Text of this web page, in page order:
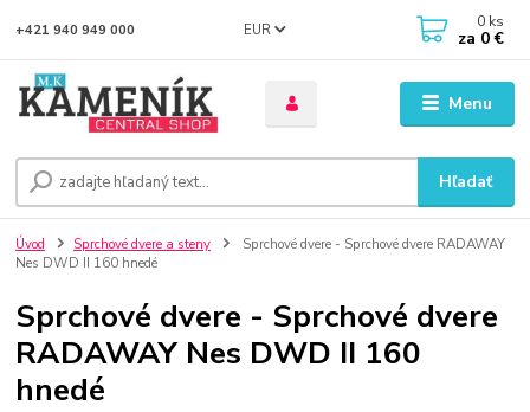
Menu
EUR
Hľadať
+421 940 949 000 0 ks
za 0 €
Úvod Sprchové dvere a steny
Sprchové dvere - Sprchové dvere RADAWAY
Nes DWD II 160 hnedé
Sprchové dvere - Sprchové dvere
RADAWAY Nes DWD II 160
hnedé